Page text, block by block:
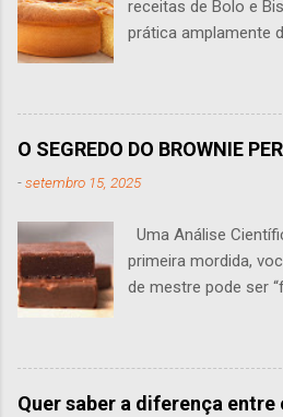
receitas de Bolo e
prática amplamente
sentido em um
perguntas como
uma análise
traz várias
sendo que seu
quantidades muitas
Uma das funções
bolo talvez mais
migalha delicada.
adicional também
O SEGREDO DO BROWNIE
-setembro 15, 2025
Uma Análise
primeira mordida,
de mestre pode ser
denso, aromático e
alcançar a
entre brownies
Quer saber a diferença